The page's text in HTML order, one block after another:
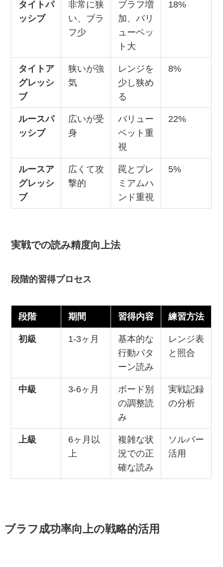
タイトパ
ッシブ
非常に狭
い、ブラ
フ少
ブラフ増
加、バリ
ューベッ
ト大
18%
タイトア
グレッシ
ブ
狭いが強
気
レンジを
少し狭め
る
8%
ルースパ
ッシブ
広いが受
身
バリュー
ベット重
視
22%
ルースア
グレッシ
ブ
広くて攻
撃的
罠とプレ
ミアムハ
ンド重視
5%
実戦での読み精度向上法
段階的習得プロセス
段階 期間 習得内容 練習方法
初級 1-3ヶ月
基本的な
行動パタ
ーン読み
レンジ表
と照合
中級 3-6ヶ月
ボード別
の調整読
み
実戦記録
の分析
上級
6ヶ月以
上
複雑な状
況での正
確な読み
ソルバー
活用
ブラフ成功率向上の戦略的活用